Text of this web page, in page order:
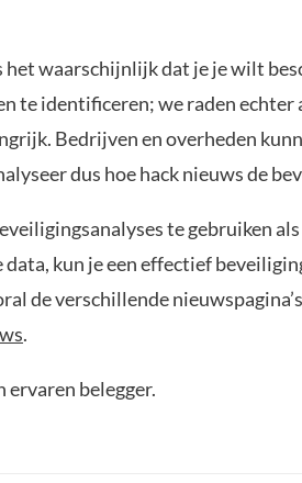
waarschijnlijk dat je je wilt
te identificeren; we raden
Bedrijven en overheden
dus hoe hack nieuws de
te gebruiken
kun je een effectief
de verschillende
.
ervaren belegger.